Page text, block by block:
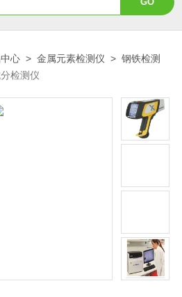
心 >金属元素检测仪 >钢铁检测
检测仪